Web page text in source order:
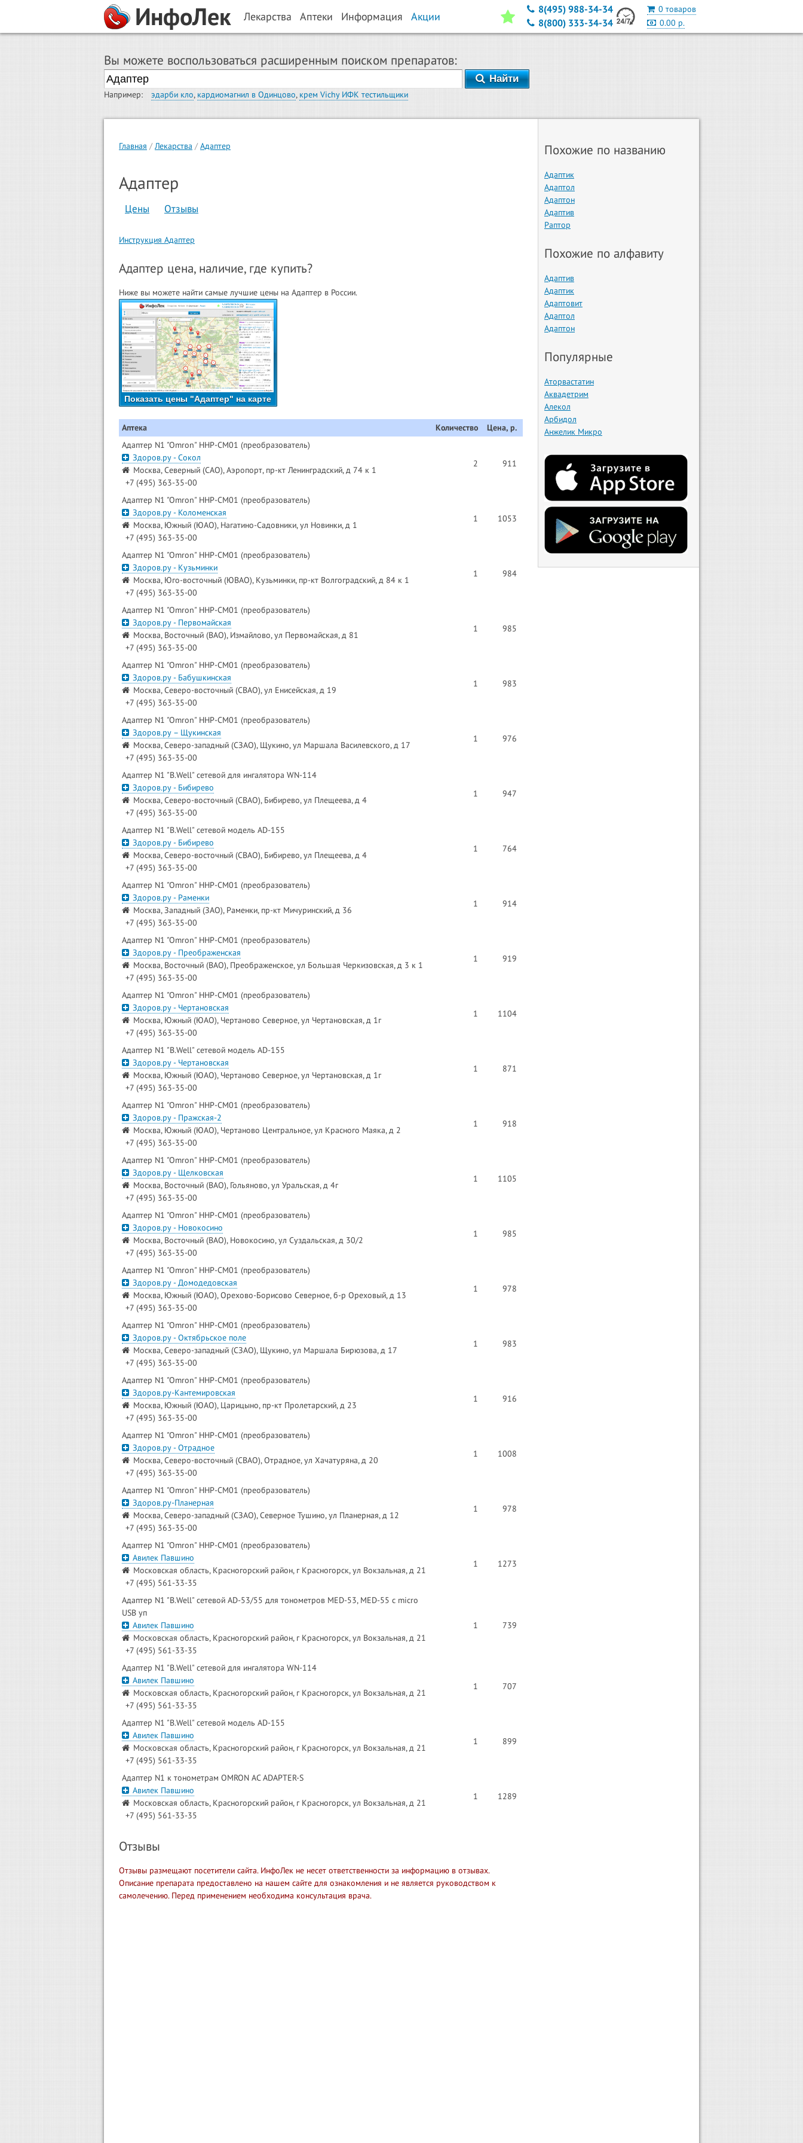
ИнфоЛек Лекарства Аптеки Информация Акции
0 товаров
0.00 р.
8(495) 988-34-34
8(800) 333-34-34
Вы можете воспользоваться расширенным поиском препаратов:
Найти
Например: эдарби кло, кардиомагнил в Одинцово, крем Vichy ИФК тестильщики
Главная Лекарства Адаптер
Адаптер
Цены Отзывы
Инструкция Адаптер
Адаптер цена, наличие, где купить?
Ниже вы можете найти самые лучшие цены на Адаптер в России.
Показать цены "Адаптер" на карте
Аптека Количество
Цена, р.
Адаптер N1 "Omron" HHP-CM01 (преобразователь)
Здоров.ру - Сокол
Москва, Северный (САО), Аэропорт, пр-кт Ленинградский, д 74 к 1
+7 (495) 363-35-00
2 911
Адаптер N1 "Omron" HHP-CM01 (преобразователь)
Здоров.ру - Коломенская
Москва, Южный (ЮАО), Нагатино-Садовники, ул Новинки, д 1
+7 (495) 363-35-00
1 1053
Адаптер N1 "Omron" HHP-CM01 (преобразователь)
Здоров.ру - Кузьминки
Москва, Юго-восточный (ЮВАО), Кузьминки, пр-кт Волгоградский, д 84 к 1
+7 (495) 363-35-00
1 984
Адаптер N1 "Omron" HHP-CM01 (преобразователь)
Здоров.ру - Первомайская
Москва, Восточный (ВАО), Измайлово, ул Первомайская, д 81
+7 (495) 363-35-00
1 985
Адаптер N1 "Omron" HHP-CM01 (преобразователь)
Здоров.ру - Бабушкинская
Москва, Северо-восточный (СВАО), ул Енисейская, д 19
+7 (495) 363-35-00
1 983
Адаптер N1 "Omron" HHP-CM01 (преобразователь)
Здоров.ру – Щукинская
Москва, Северо-западный (СЗАО), Щукино, ул Маршала Василевского, д 17
+7 (495) 363-35-00
1 976
Адаптер N1 "B.Well" сетевой для ингалятора WN-114
Здоров.ру - Бибирево
Москва, Северо-восточный (СВАО), Бибирево, ул Плещеева, д 4
+7 (495) 363-35-00
1 947
Адаптер N1 "B.Well" сетевой модель AD-155
Здоров.ру - Бибирево
Москва, Северо-восточный (СВАО), Бибирево, ул Плещеева, д 4
+7 (495) 363-35-00
1 764
Адаптер N1 "Omron" HHP-CM01 (преобразователь)
Здоров.ру - Раменки
Москва, Западный (ЗАО), Раменки, пр-кт Мичуринский, д 36
+7 (495) 363-35-00
1 914
Адаптер N1 "Omron" HHP-CM01 (преобразователь)
Здоров.ру - Преображенская
Москва, Восточный (ВАО), Преображенское, ул Большая Черкизовская, д 3 к 1
+7 (495) 363-35-00
1 919
Адаптер N1 "Omron" HHP-CM01 (преобразователь)
Здоров.ру - Чертановская
Москва, Южный (ЮАО), Чертаново Северное, ул Чертановская, д 1г
+7 (495) 363-35-00
1 1104
Адаптер N1 "B.Well" сетевой модель AD-155
Здоров.ру - Чертановская
Москва, Южный (ЮАО), Чертаново Северное, ул Чертановская, д 1г
+7 (495) 363-35-00
1 871
Адаптер N1 "Omron" HHP-CM01 (преобразователь)
Здоров.ру - Пражская-2
Москва, Южный (ЮАО), Чертаново Центральное, ул Красного Маяка, д 2
+7 (495) 363-35-00
1 918
Адаптер N1 "Omron" HHP-CM01 (преобразователь)
Здоров.ру - Щелковская
Москва, Восточный (ВАО), Гольяново, ул Уральская, д 4г
+7 (495) 363-35-00
1 1105
Адаптер N1 "Omron" HHP-CM01 (преобразователь)
Здоров.ру - Новокосино
Москва, Восточный (ВАО), Новокосино, ул Суздальская, д 30/2
+7 (495) 363-35-00
1 985
Адаптер N1 "Omron" HHP-CM01 (преобразователь)
Здоров.ру - Домодедовская
Москва, Южный (ЮАО), Орехово-Борисово Северное, б-р Ореховый, д 13
+7 (495) 363-35-00
1 978
Адаптер N1 "Omron" HHP-CM01 (преобразователь)
Здоров.ру - Октябрьское поле
Москва, Северо-западный (СЗАО), Щукино, ул Маршала Бирюзова, д 17
+7 (495) 363-35-00
1 983
Адаптер N1 "Omron" HHP-CM01 (преобразователь)
Здоров.ру-Кантемировская
Москва, Южный (ЮАО), Царицыно, пр-кт Пролетарский, д 23
+7 (495) 363-35-00
1 916
Адаптер N1 "Omron" HHP-CM01 (преобразователь)
Здоров.ру - Отрадное
Москва, Северо-восточный (СВАО), Отрадное, ул Хачатуряна, д 20
+7 (495) 363-35-00
1 1008
Адаптер N1 "Omron" HHP-CM01 (преобразователь)
Здоров.ру-Планерная
Москва, Северо-западный (СЗАО), Северное Тушино, ул Планерная, д 12
+7 (495) 363-35-00
1 978
Адаптер N1 "Omron" HHP-CM01 (преобразователь)
Авилек Павшино
Московская область, Красногорский район, г Красногорск, ул Вокзальная, д 21
+7 (495) 561-33-35
1 1273
Адаптер N1 "B.Well" сетевой AD-53/55 для тонометров MED-53, MED-55 с micro
USB уп
Авилек Павшино
Московская область, Красногорский район, г Красногорск, ул Вокзальная, д 21
+7 (495) 561-33-35
1 739
Адаптер N1 "B.Well" сетевой для ингалятора WN-114
Авилек Павшино
Московская область, Красногорский район, г Красногорск, ул Вокзальная, д 21
+7 (495) 561-33-35
1 707
Адаптер N1 "B.Well" сетевой модель AD-155
Авилек Павшино
Московская область, Красногорский район, г Красногорск, ул Вокзальная, д 21
+7 (495) 561-33-35
1 899
Адаптер N1 к тонометрам OMRON AC ADAPTER-S
Авилек Павшино
Московская область, Красногорский район, г Красногорск, ул Вокзальная, д 21
+7 (495) 561-33-35
1 1289
Отзывы
Отзывы размещают посетители сайта. ИнфоЛек не несет ответственности за информацию в отзывах.
Описание препарата предоставлено на нашем сайте для ознакомления и не является руководством к
самолечению. Перед применением необходима консультация врача.
Похожие по названию
Адаптик
Адаптол
Адаптон
Адаптив
Раптор
Похожие по алфавиту
Адаптив
Адаптик
Адаптовит
Адаптол
Адаптон
Популярные
Аторвастатин
Аквадетрим
Алекол
Арбидол
Анжелик Микро